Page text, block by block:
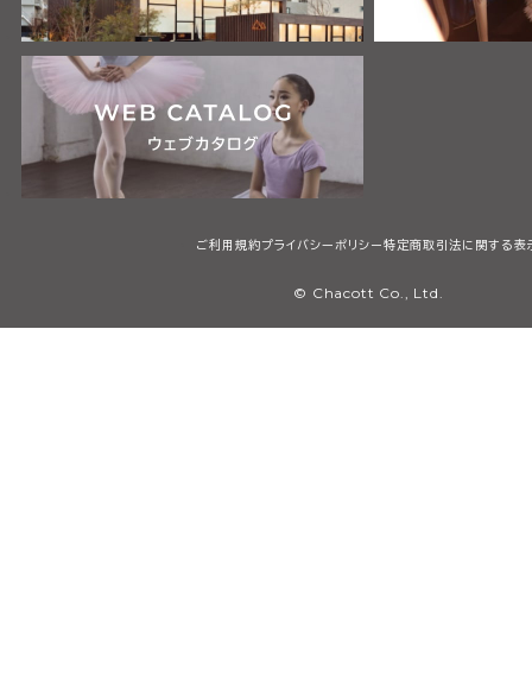
ご利用規約プライバシーポリシー特定商取引法に関する表
© Chacott Co., Ltd.